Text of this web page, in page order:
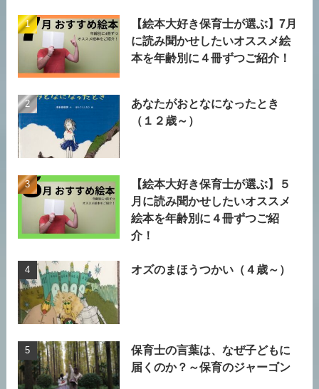
【絵本大好き保育士が選ぶ】7月
に読み聞かせしたいオススメ絵
本を年齢別に４冊ずつご紹介！
あなたがおとなになったとき
（１２歳～）
【絵本大好き保育士が選ぶ】５
月に読み聞かせしたいオススメ
絵本を年齢別に４冊ずつご紹
介！
オズのまほうつかい（４歳～）
保育士の言葉は、なぜ子どもに
届くのか？～保育のジャーゴン